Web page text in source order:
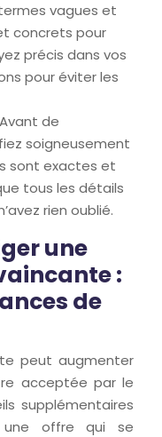
vagues et
concrets pour
précis dans vos
pour éviter les
Avant de
soigneusement
sont exactes et
tous les détails
rien oublié.
une
:
de
peut augmenter
acceptée par le
supplémentaires
offre qui se